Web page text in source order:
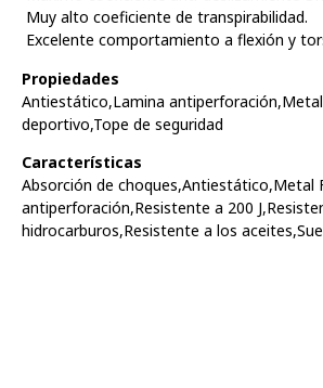
 Muy alto coeficiente de transpirabilidad.
 Excelente comportamiento a flexión y
Propiedades
Antiestático,Lamina
deportivo,Tope de seguridad
Características
Absorción de choques,Antiestático,Metal
antiperforación,Resistente a 200
hidrocarburos,Resistente a los